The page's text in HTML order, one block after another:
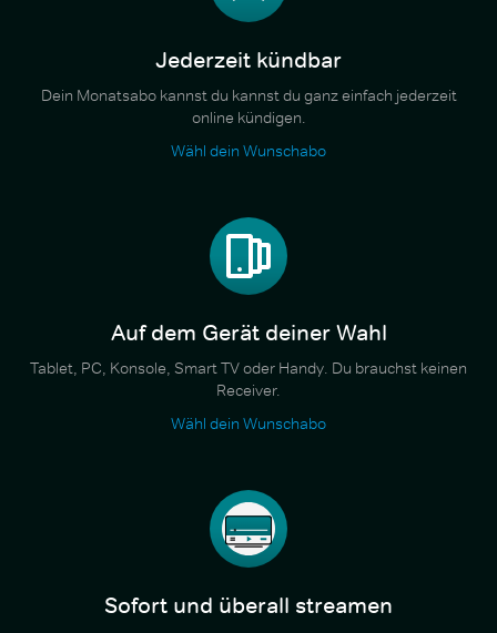
Jederzeit kündbar
Dein Monatsabo kannst du kannst du ganz einfach jederzeit
online kündigen.
Wähl dein Wunschabo
Auf dem Gerät deiner Wahl
Tablet, PC, Konsole, Smart TV oder Handy. Du brauchst keinen
Receiver.
Wähl dein Wunschabo
Sofort und überall streamen